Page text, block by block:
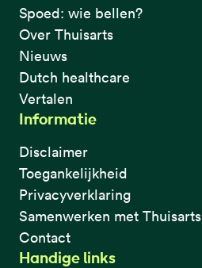
Spoed: wie bellen?
Over Thuisarts
Nieuws
Dutch healthcare
Vertalen
Informatie
Disclaimer
Toegankelijkheid
Privacyverklaring
Samenwerken met Thuisarts
Contact
Handige links